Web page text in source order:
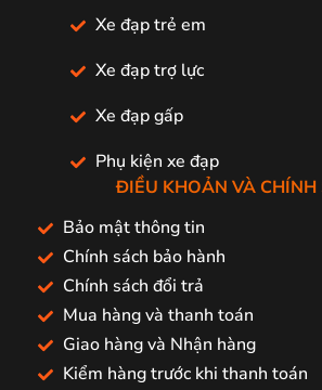
Xe đạp trẻ em
Xe đạp trợ lực
Xe đạp gấp
Phụ kiện xe đạp
ĐIỀU KHOẢN VÀ CHÍNH
Bảo mật thông tin
Chính sách bảo hành
Chính sách đổi trả
Mua hàng và thanh toán
Giao hàng và Nhận hàng
Kiểm hàng trước khi thanh toán